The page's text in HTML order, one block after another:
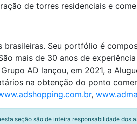
de torres residenciais e
brasileiras. Seu portfólio é
mais de 30 anos de
AD lançou, em 2021, a
na obtenção do ponto
,
seção são de inteira responsabilidade